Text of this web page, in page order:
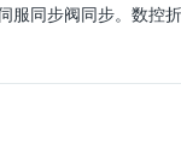
服同步阀同步。数控